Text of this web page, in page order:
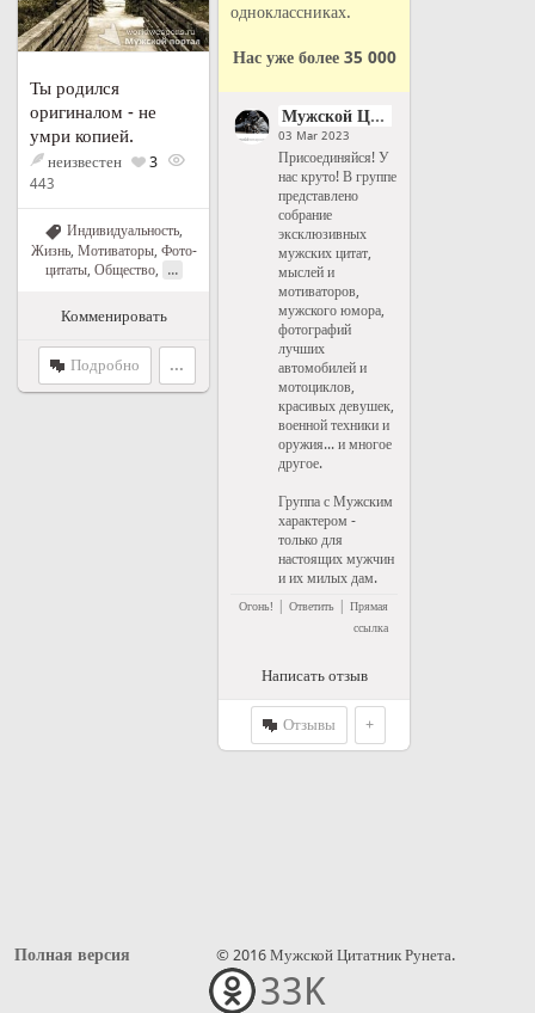
одноклассниках.
Нас уже более 35 000
Мужской Цитатник Рунета
03 Mar 2023
Присоединяйся! У
нас круто! В группе
представлено
собрание
эксклюзивных
мужских цитат,
мыслей и
мотиваторов,
мужского юмора,
фотографий
лучших
автомобилей и
мотоциклов,
красивых девушек,
военной техники и
оружия... и многое
другое.
Группа с Мужским
характером -
только для
настоящих мужчин
и их милых дам.
Огонь! | Ответить | Прямая
ссылка
Написать отзыв
Отзывы +
Ты родился
оригиналом - не
умри копией.
неизвестен 3
443
Индивидуальность,
Жизнь, Мотиваторы, Фото-
цитаты, Общество, ...
Комменировать
Подробно ...
Полная версия © 2016 Мужской Цитатник Рунета.
33K